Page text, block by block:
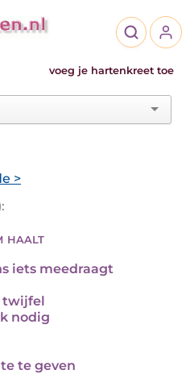
voeg je hartenkreet toe
>
haalt
iets meedraagt
twijfel
nodig
te geven